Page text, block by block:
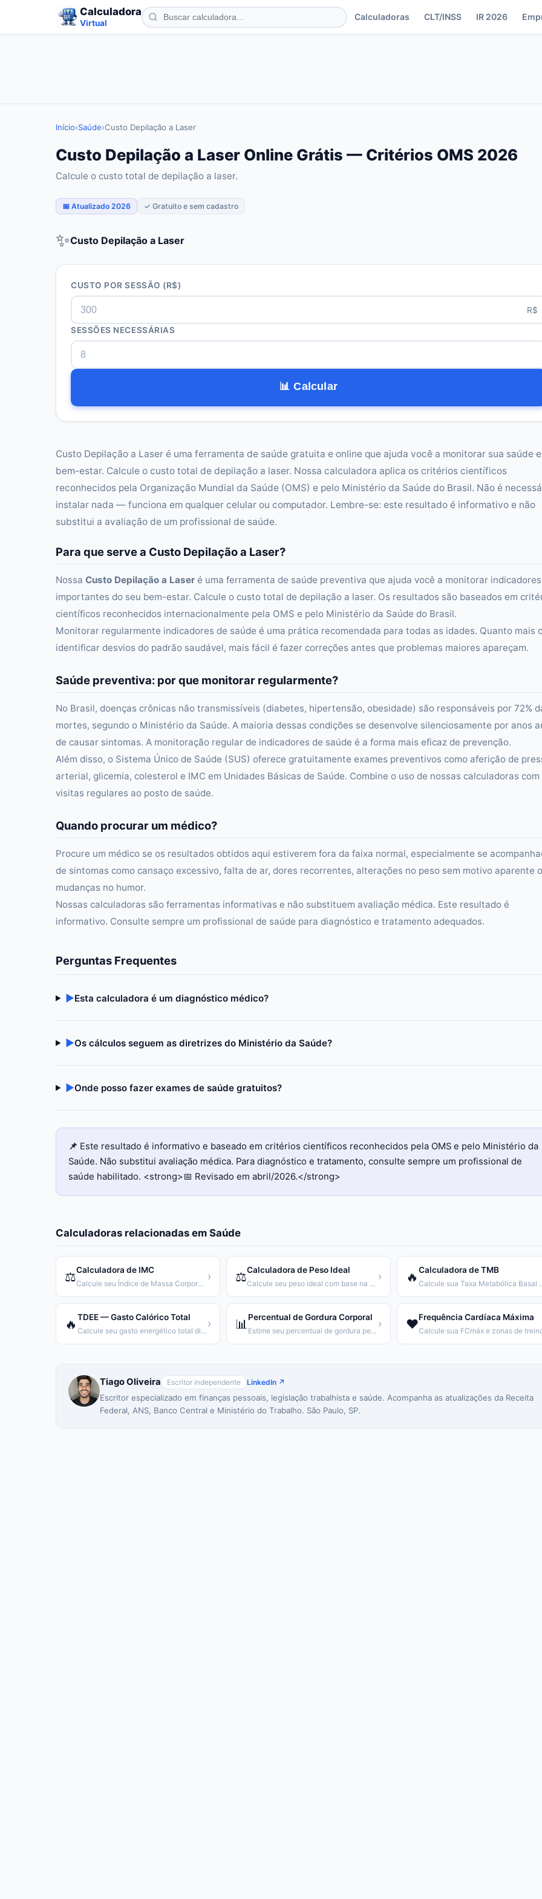
Calculadora
Virtual
Calculadoras CLT/INSS IR 2026
Início›Saúde›Custo Depilação a Laser
Custo Depilação a Laser Online Grátis — Critérios OMS 2026
Calcule o custo total de depilação a laser.
📅 Atualizado 2026 ✓ Gratuito e sem cadastro
✨Custo Depilação a Laser
CUSTO POR SESSÃO (R$)
R$
SESSÕES NECESSÁRIAS
📊 Calcular
Custo Depilação a Laser é uma ferramenta de saúde gratuita e online que ajuda você a monitorar sua saúde e
bem-estar. Calcule o custo total de depilação a laser. Nossa calculadora aplica os critérios científicos
reconhecidos pela Organização Mundial da Saúde (OMS) e pelo Ministério da Saúde do Brasil. Não é
instalar nada — funciona em qualquer celular ou computador. Lembre-se: este resultado é informativo e não
substitui a avaliação de um profissional de saúde.
Para que serve a Custo Depilação a Laser?
Nossa Custo Depilação a Laser é uma ferramenta de saúde preventiva que ajuda você a monitorar indicadores
importantes do seu bem-estar. Calcule o custo total de depilação a laser. Os resultados são baseados em
científicos reconhecidos internacionalmente pela OMS e pelo Ministério da Saúde do Brasil.
Monitorar regularmente indicadores de saúde é uma prática recomendada para todas as idades. Quanto mais
identificar desvios do padrão saudável, mais fácil é fazer correções antes que problemas maiores apareçam.
Saúde preventiva: por que monitorar regularmente?
No Brasil, doenças crônicas não transmissíveis (diabetes, hipertensão, obesidade) são responsáveis por 72%
mortes, segundo o Ministério da Saúde. A maioria dessas condições se desenvolve silenciosamente por anos
de causar sintomas. A monitoração regular de indicadores de saúde é a forma mais eficaz de prevenção.
Além disso, o Sistema Único de Saúde (SUS) oferece gratuitamente exames preventivos como aferição de
arterial, glicemia, colesterol e IMC em Unidades Básicas de Saúde. Combine o uso de nossas calculadoras com
visitas regulares ao posto de saúde.
Quando procurar um médico?
Procure um médico se os resultados obtidos aqui estiverem fora da faixa normal, especialmente se
de sintomas como cansaço excessivo, falta de ar, dores recorrentes, alterações no peso sem motivo aparente
mudanças no humor.
Nossas calculadoras são ferramentas informativas e não substituem avaliação médica. Este resultado é
informativo. Consulte sempre um profissional de saúde para diagnóstico e tratamento adequados.
Perguntas Frequentes
▶Esta calculadora é um diagnóstico médico?
▶Os cálculos seguem as diretrizes do Ministério da Saúde?
▶Onde posso fazer exames de saúde gratuitos?
📌 Este resultado é informativo e baseado em critérios científicos reconhecidos pela OMS e pelo Ministério da
Saúde. Não substitui avaliação médica. Para diagnóstico e tratamento, consulte sempre um profissional de
saúde habilitado. <strong>📅 Revisado em abril/2026.</strong>
Calculadoras relacionadas em Saúde
⚖️Calculadora de IMC
Calcule seu Índice de Massa Corporal e saiba se seu peso está saudável.
› ⚖️Calculadora de Peso Ideal
Calcule seu peso ideal com base na altura.
› 🔥 Calculadora de TMB
Calcule sua Taxa
🔥 TDEE — Gasto Calórico Total
Calcule seu gasto energético total diário (TDEE).
› 📊 Percentual de Gordura Corporal
Estime seu percentual de gordura pela fórmula Deurenberg.
› ❤️Frequência Cardíaca Máxima
Calcule sua FCmáx e zonas de
Tiago Oliveira Escritor independente LinkedIn ↗
Escritor especializado em finanças pessoais, legislação trabalhista e saúde. Acompanha as atualizações da Receita
Federal, ANS, Banco Central e Ministério do Trabalho. São Paulo, SP.